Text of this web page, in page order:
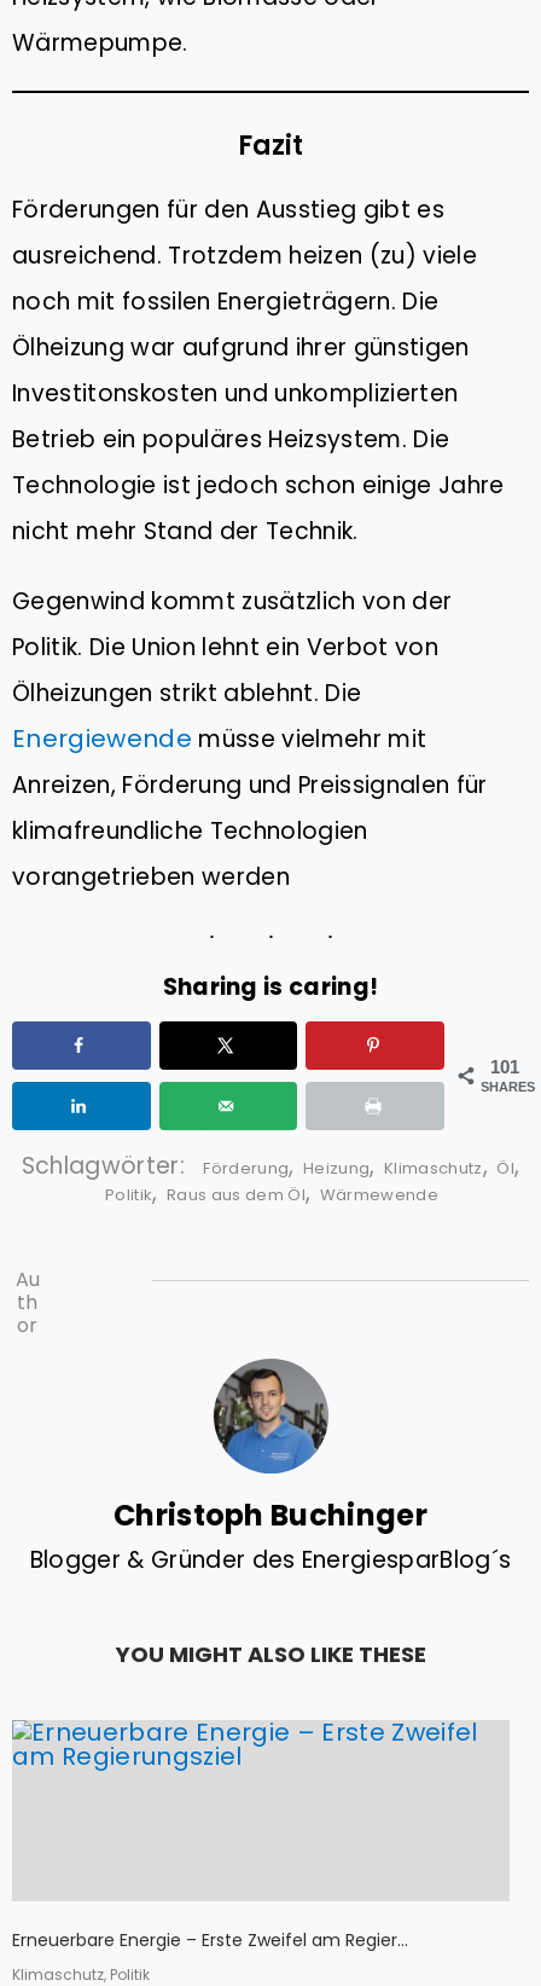
Wärmepumpe.
Fazit
Förderungen für den Ausstieg gibt es
ausreichend. Trotzdem heizen (zu) viele
noch mit fossilen Energieträgern. Die
Ölheizung war aufgrund ihrer günstigen
Investitonskosten und unkomplizierten
Betrieb ein populäres Heizsystem. Die
Technologie ist jedoch schon einige Jahre
nicht mehr Stand der Technik.
Gegenwind kommt zusätzlich von der
Politik. Die Union lehnt ein Verbot von
Ölheizungen strikt ablehnt. Die
Energiewende müsse vielmehr mit
Anreizen, Förderung und Preissignalen für
klimafreundliche Technologien
vorangetrieben werden
Sharing is caring!
101
SHARES
Schlagwörter: Förderung, Heizung, Klimaschutz, Öl,
Politik, Raus aus dem Öl, Wärmewende
Au
th
or
Christoph Buchinger
Blogger & Gründer des EnergiesparBlog´s
YOU MIGHT ALSO LIKE THESE
Erneuerbare Energie – Erste Zweifel am Regier...
Klimaschutz, Politik